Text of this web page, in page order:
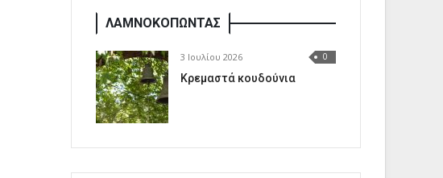
ΛΑΜΝΟΚΟΠΩΝΤΑΣ
3 Ιουλίου 2026 0
Κρεμαστά κουδούνια